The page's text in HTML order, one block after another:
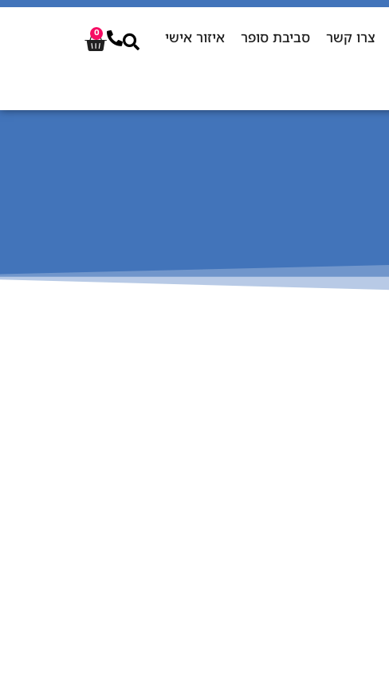
צרו קשר סביבת סופר איזור אישי 0